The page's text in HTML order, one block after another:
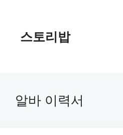
스토리밥
알바 이력서